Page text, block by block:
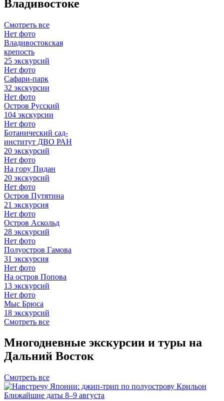
Владивостоке
Смотреть все
Нет фото
Владивостокская
крепость
25 экскурсий
Нет фото
Сафари-парк
32 экскурсии
Нет фото
Остров Русский
104 экскурсии
Нет фото
Ботанический сад-
институт ДВО РАН
20 экскурсий
Нет фото
На гору Пидан
20 экскурсий
Нет фото
Остров Путятина
21 экскурсия
Нет фото
Остров Аскольд
28 экскурсий
Нет фото
Полуостров Гамова
31 экскурсия
Нет фото
На остров Попова
13 экскурсий
Нет фото
Мыс Брюса
18 экскурсий
Смотреть все
Многодневные экскурсии и туры на
Дальний Восток
Смотреть все
Ближайшие даты 8–9 августа